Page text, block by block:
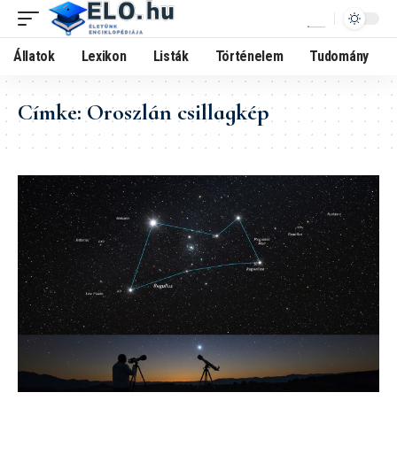
Állatok Lexikon Listák Történelem Tudomány
Címke:Oroszlán csillagkép